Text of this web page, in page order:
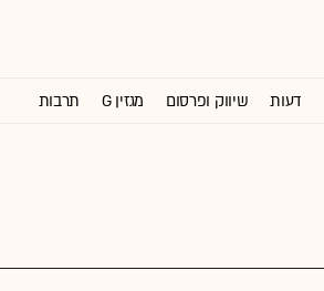
דעות שיווק ופרסום מגזין G תרבות